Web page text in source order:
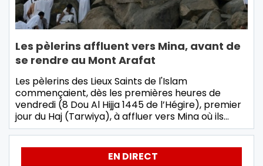
Les pèlerins affluent vers Mina, avant de
se rendre au Mont Arafat
Les pèlerins des Lieux Saints de l'Islam
commençaient, dès les premières heures de
vendredi (8 Dou Al Hijja 1445 de l’Hégire), premier
jour du Haj (Tarwiya), à affluer vers Mina où ils…
EN DIRECT